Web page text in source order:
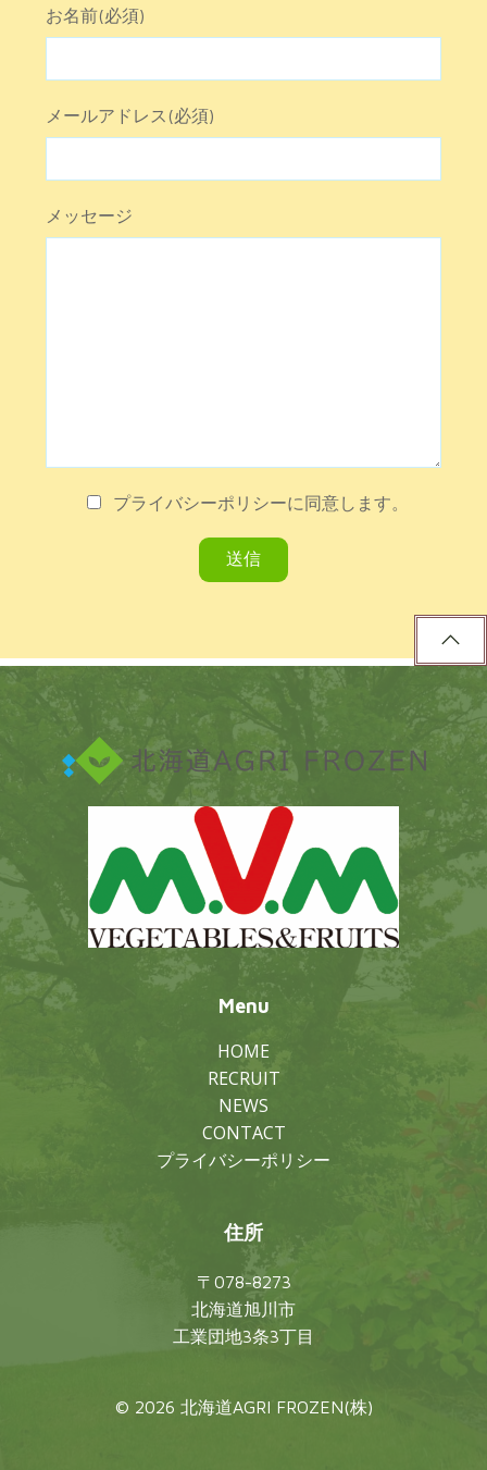
お名前(必須)
メールアドレス(必須)
メッセージ
プライバシーポリシーに同意します。
Menu
HOME
RECRUIT
NEWS
CONTACT
プライバシーポリシー
住所
〒078-8273
北海道旭川市
工業団地3条3丁目
© 2026 北海道AGRI FROZEN(株)